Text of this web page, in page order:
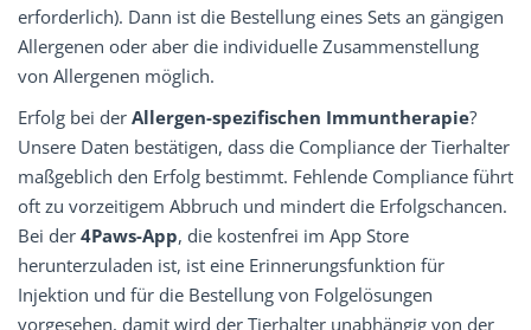
erforderlich). Dann ist die Bestellung eines Sets an gängigen
Allergenen oder aber die individuelle Zusammenstellung
von Allergenen möglich.
Erfolg bei der Allergen-spezifischen Immuntherapie?
Unsere Daten bestätigen, dass die Compliance der Tierhalter
maßgeblich den Erfolg bestimmt. Fehlende Compliance führt
oft zu vorzeitigem Abbruch und mindert die Erfolgschancen.
Bei der 4Paws-App, die kostenfrei im App Store
herunterzuladen ist, ist eine Erinnerungsfunktion für
Injektion und für die Bestellung von Folgelösungen
vorgesehen, damit wird der Tierhalter unabhängig von der